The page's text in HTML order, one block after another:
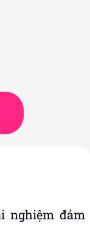
nghiệm đảm